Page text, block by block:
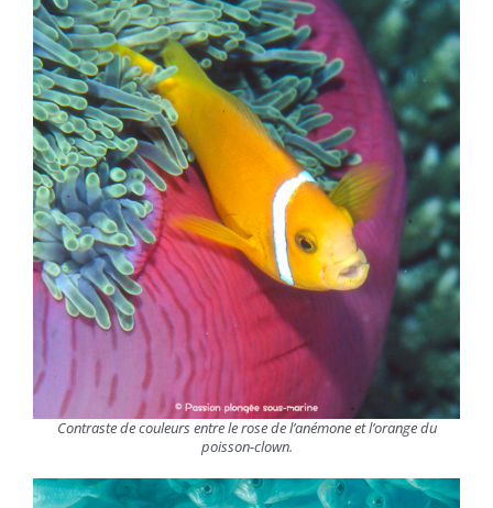
Contraste de couleurs entre le rose de l’anémone et l’orange du
poisson-clown.